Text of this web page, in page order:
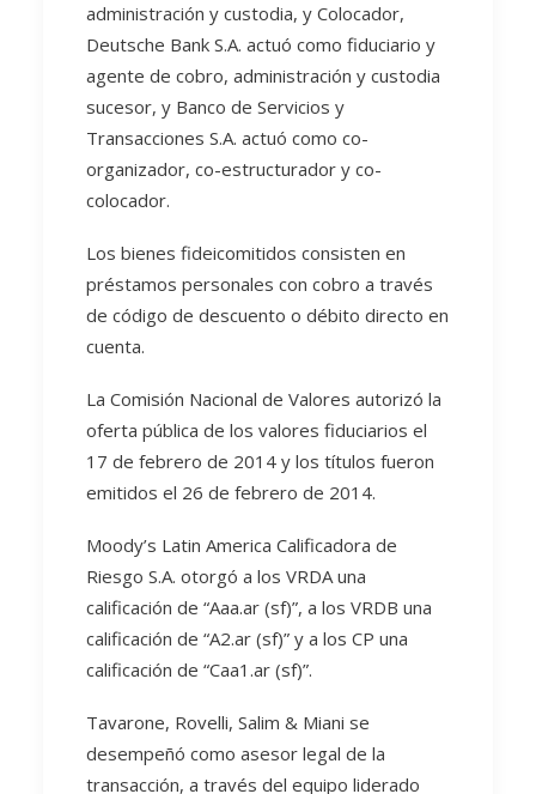
administración y custodia, y Colocador,
Deutsche Bank S.A. actuó como fiduciario y
agente de cobro, administración y custodia
sucesor, y Banco de Servicios y
Transacciones S.A. actuó como co-
organizador, co-estructurador y co-
colocador.
Los bienes fideicomitidos consisten en
préstamos personales con cobro a través
de código de descuento o débito directo en
cuenta.
La Comisión Nacional de Valores autorizó la
oferta pública de los valores fiduciarios el
17 de febrero de 2014 y los títulos fueron
emitidos el 26 de febrero de 2014.
Moody’s Latin America Calificadora de
Riesgo S.A. otorgó a los VRDA una
calificación de “Aaa.ar (sf)”, a los VRDB una
calificación de “A2.ar (sf)” y a los CP una
calificación de “Caa1.ar (sf)”.
Tavarone, Rovelli, Salim & Miani se
desempeñó como asesor legal de la
transacción, a través del equipo liderado